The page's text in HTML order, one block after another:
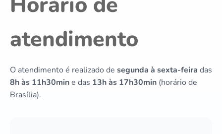
atendimento
O atendimento é realizado de segunda à sexta-feira das
8h às 11h30mine das 13h às 17h30min (horário de
Brasília).